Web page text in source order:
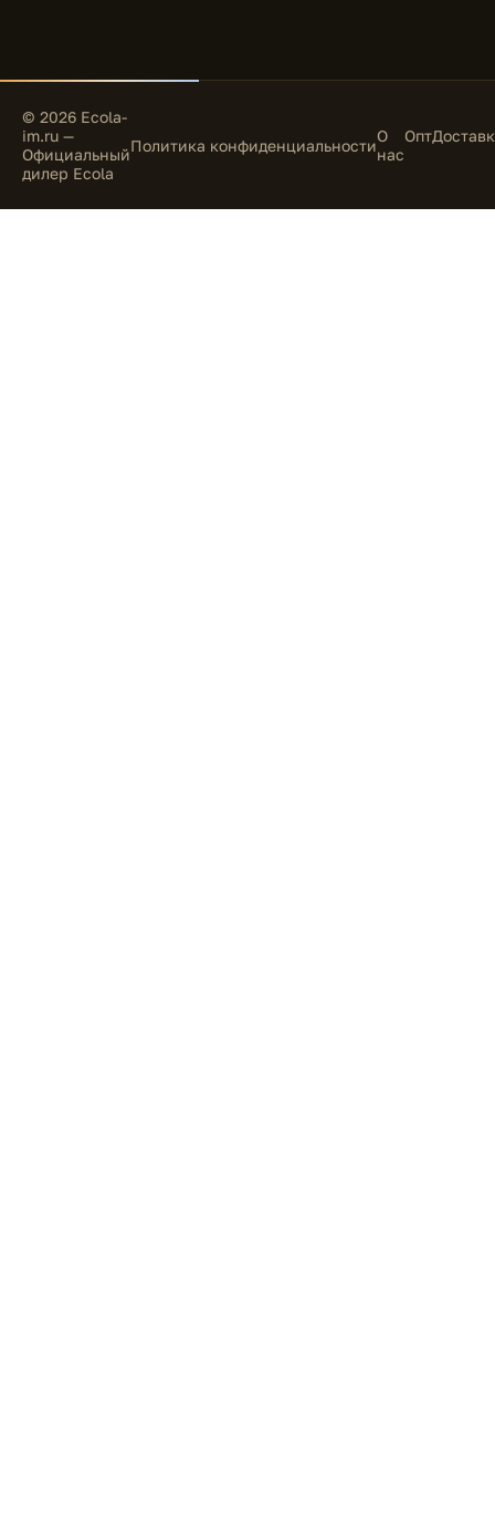
© 2026 Ecola-
im.ru —
Официальный
дилер Ecola
Политика конфиденциальностиО
нас
Опт